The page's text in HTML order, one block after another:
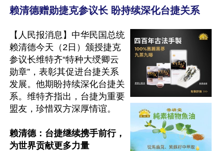
赖清德赠勋捷克参议长 盼持续深化台捷关系
【人民报消息】中华民国总统
赖清德今天（2日）颁授捷克
参议长维特齐“特种大绶卿云
勋章”，表彰其促进台捷关系
发展。他期盼持续深化台捷关
系。维特齐指出，台捷为重要
盟友，珍惜双方深厚情谊。
赖清德：台捷继续携手前行，
为世界贡献更多力量